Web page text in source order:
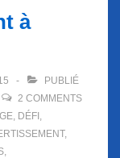
à
PUBLIÉ
2 COMMENTS
, DÉFI ,
,
,